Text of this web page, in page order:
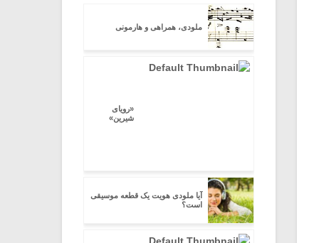
ملودی، همراهی و هارمونی
«رویای
شیرین»
آیا ملودی هویت یک قطعه موسیقی
است؟